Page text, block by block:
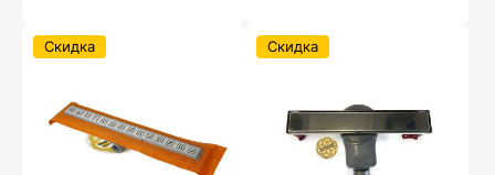
Скидка Скидка